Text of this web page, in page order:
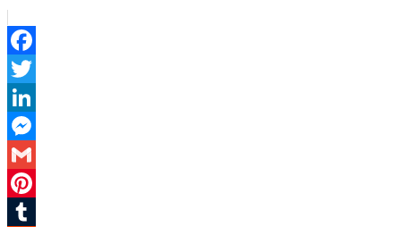
Facebook
Twitter
LinkedIn
Messenger
Gmail
Pinterest